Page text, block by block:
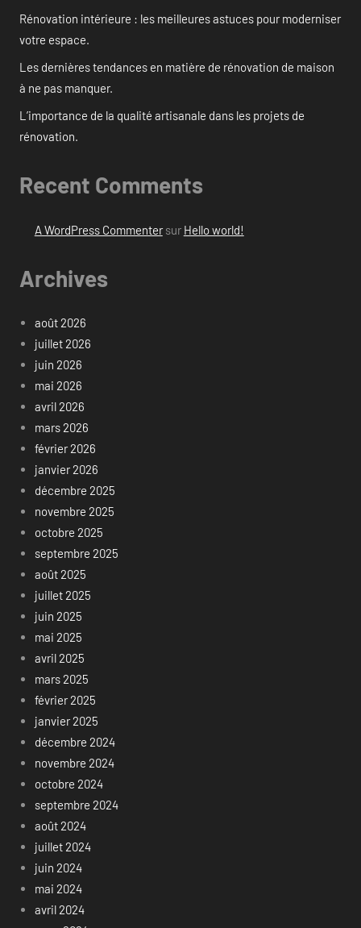
Rénovation intérieure : les meilleures astuces pour moderniser
votre espace.
Les dernières tendances en matière de rénovation de maison
à ne pas manquer.
L’importance de la qualité artisanale dans les projets de
rénovation.
Recent Comments
A WordPress Commentersur Hello world!
Archives
août 2026
juillet 2026
juin 2026
mai 2026
avril 2026
mars 2026
février 2026
janvier 2026
décembre 2025
novembre 2025
octobre 2025
septembre 2025
août 2025
juillet 2025
juin 2025
mai 2025
avril 2025
mars 2025
février 2025
janvier 2025
décembre 2024
novembre 2024
octobre 2024
septembre 2024
août 2024
juillet 2024
juin 2024
mai 2024
avril 2024